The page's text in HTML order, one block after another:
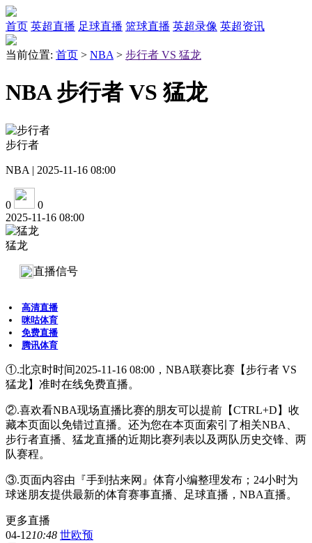
首页 英超直播 足球直播 篮球直播 英超录像 英超资讯
当前位置: 首页 > NBA > 步行者 VS 猛龙
NBA 步行者 VS 猛龙
步行者
NBA | 2025-11-16 08:00
0
0
2025-11-16 08:00
猛龙
直播信号
高清直播
咪咕体育
免费直播
腾讯体育
①.北京时时间2025-11-16 08:00，NBA联赛比赛【步行者 VS
猛龙】准时在线免费直播。
②.喜欢看NBA现场直播比赛的朋友可以提前【CTRL+D】收
藏本页面以免错过直播。还为您在本页面索引了相关NBA、
步行者直播、猛龙直播的近期比赛列表以及两队历史交锋、两
队赛程。
③.页面内容由『手到拈来网』体育小编整理发布；24小时为
球迷朋友提供最新的体育赛事直播、足球直播，NBA直播。
更多直播
04-1210:48 世欧预